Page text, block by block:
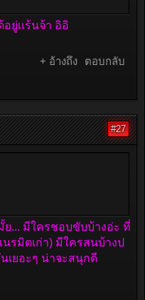
ยู่เเร้นจ้า อิอิ
+ อ้างถึง ตอบกลับ
#27
... มีใครชอบขับบ้างอ่ะ ที่
รมิตเก่า) มีใครสนบ้างป
เยอะๆ น่าจะสนุกดี